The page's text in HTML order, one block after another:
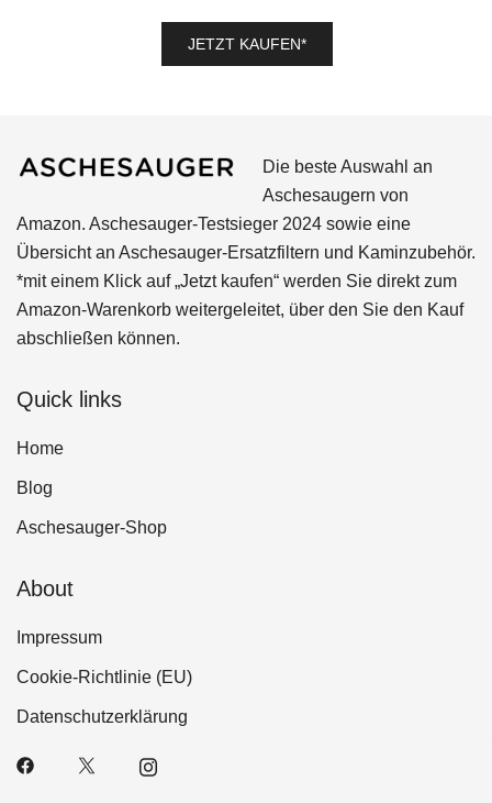
JETZT KAUFEN*
Die beste Auswahl an
Aschesaugern von
Amazon. Aschesauger-Testsieger 2024 sowie eine
Übersicht an Aschesauger-Ersatzfiltern und Kaminzubehör.
*mit einem Klick auf „Jetzt kaufen“ werden Sie direkt zum
Amazon-Warenkorb weitergeleitet, über den Sie den Kauf
abschließen können.
Quick links
Home
Blog
Aschesauger-Shop
About
Impressum
Cookie-Richtlinie (EU)
Datenschutzerklärung